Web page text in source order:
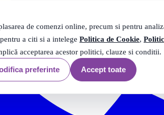
de comenzi online, precum si pentru
a citi si a intelege Politica de Cookie,
acceptarea acestor politici, clauze si conditii.
preferinte Accept toate